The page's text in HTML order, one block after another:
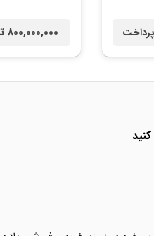
800,000,000 تومان /